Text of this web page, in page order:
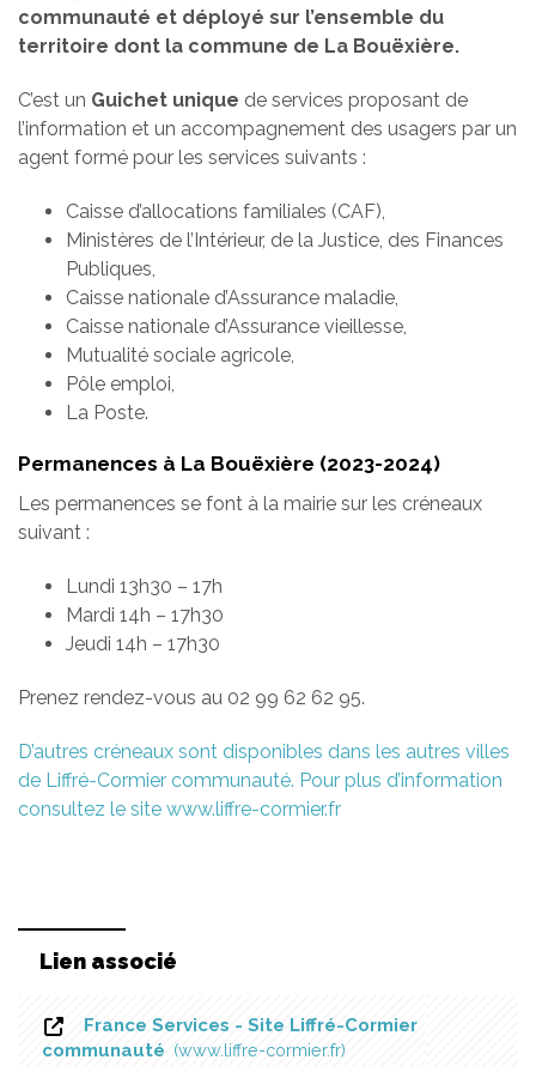
communauté et déployé sur l’ensemble du
territoire dont la commune de La Bouëxière.
C’est un Guichet unique de services proposant de
l’information et un accompagnement des usagers par un
agent formé pour les services suivants :
Caisse d’allocations familiales (CAF),
Ministères de l’Intérieur, de la Justice, des Finances
Publiques,
Caisse nationale d’Assurance maladie,
Caisse nationale d’Assurance vieillesse,
Mutualité sociale agricole,
Pôle emploi,
La Poste.
Permanences à La Bouëxière (2023-2024)
Les permanences se font à la mairie sur les créneaux
suivant :
Lundi 13h30 – 17h
Mardi 14h – 17h30
Jeudi 14h – 17h30
Prenez rendez-vous au 02 99 62 62 95.
D’autres créneaux sont disponibles dans les autres villes
de Liffré-Cormier communauté. Pour plus d’information
consultez le site www.liffre-cormier.fr
Lien associé
France Services - Site Liffré-Cormier
communauté
www.liffre-cormier.fr